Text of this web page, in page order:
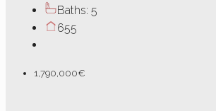
Baths: 5
655
1,790,000€